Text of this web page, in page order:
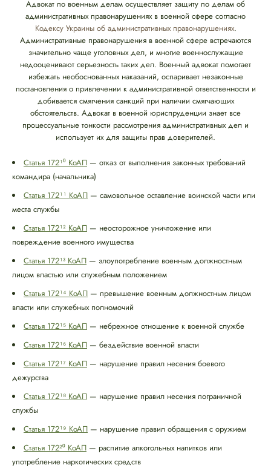
Адвокат по военным делам осуществляет защиту по делам об
административных правонарушениях в военной сфере согласно
Кодексу Украины об административных правонарушениях.
Административные правонарушения в военной сфере встречаются
значительно чаще уголовных дел, и многие военнослужащие
недооценивают серьезность таких дел. Военный адвокат помогает
избежать необоснованных наказаний, оспаривает незаконные
постановления о привлечении к административной ответственности и
добивается смягчения санкций при наличии смягчающих
обстоятельств. Адвокат в военной юриспруденции знает все
процессуальные тонкости рассмотрения административных дел и
использует их для защиты прав доверителей.
Статья 172¹⁰ КоАП — отказ от выполнения законных требований
командира (начальника)
Статья 172¹¹ КоАП — самовольное оставление воинской части или
места службы
Статья 172¹² КоАП — неосторожное уничтожение или
повреждение военного имущества
Статья 172¹³ КоАП — злоупотребление военным должностным
лицом властью или служебным положением
Статья 172¹⁴ КоАП — превышение военным должностным лицом
власти или служебных полномочий
Статья 172¹⁵ КоАП — небрежное отношение к военной службе
Статья 172¹⁶ КоАП — бездействие военной власти
Статья 172¹⁷ КоАП — нарушение правил несения боевого
дежурства
Статья 172¹⁸ КоАП — нарушение правил несения пограничной
службы
Статья 172¹⁹ КоАП — нарушение правил обращения с оружием
Статья 172²⁰ КоАП — распитие алкогольных напитков или
употребление наркотических средств